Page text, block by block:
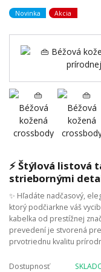
Novinka Akcia
⚡ Štýlová listová
striebornými
✨ Hľadáte nadčasový,
ktorý podčiarkne váš
kabelka od prestížnej
prevedení je stvorená
prvotriednu kvalitu
Dostupnosť